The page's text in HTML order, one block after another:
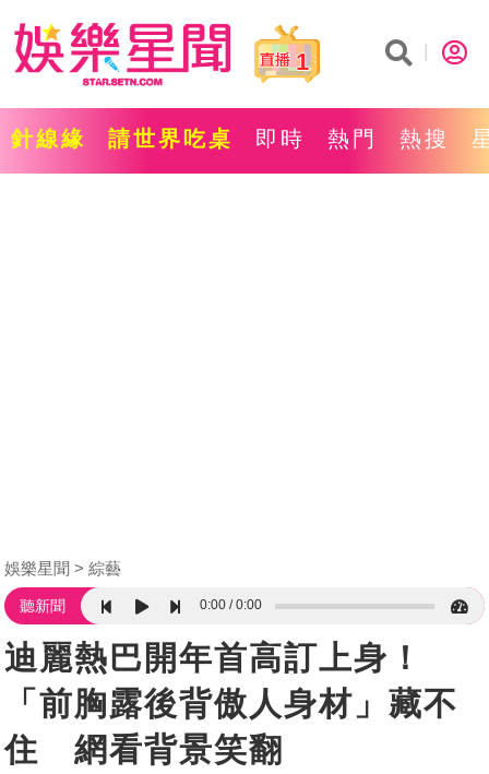
1
針線緣 請世界吃桌 即時 熱門 熱搜
娛樂星聞 綜藝
聽新聞 0:00 0:00
迪麗熱巴開年首高訂上身！
「前胸露後背傲人身材」藏不
住 網看背景笑翻